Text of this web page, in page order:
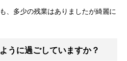
、多少の残業はありましたが綺麗に
うに過ごしていますか？